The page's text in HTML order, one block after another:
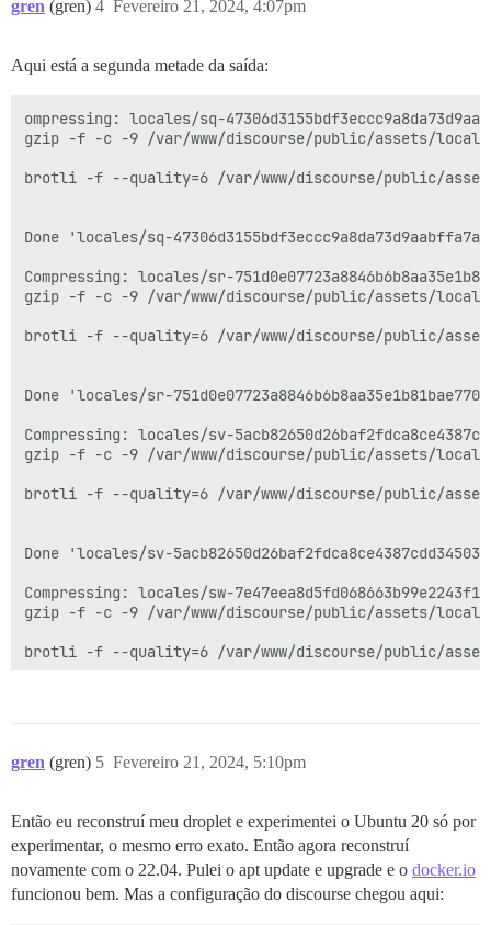
gren (gren) Fevereiro 21, 2024, 4:07pm
4
Aqui está a segunda metade da saída:
ompressing: locales/sq-47306d3155bdf3eccc9a8da73d9aabffa7ae20a2a3e6fbecc79ec93a8db89706.js
gzip -f -c -9 /var/www/discourse/public/assets/locales/sq-47306d3155bdf3eccc9a8da73d9aabffa7ae20a2a3e6fbecc79ec93a8db89706.js > /var/www/discourse/public/assets/locales/sq-47306d3155bdf3eccc9a8da73d9aabffa7ae20a2a3e6fbecc79ec93a8db89706.js.gz

brotli -f --quality=6 /var/www/discourse/public/assets/locales/sq-47306d3155bdf3eccc9a8da73d9aabffa7ae20a2a3e6fbecc79ec93a8db89706.js --output=/var/www/discourse/public/assets/locales/sq-47306d3155bdf3eccc9a8da73d9aabffa7ae20a2a3e6fbecc79ec93a8db89706.js.br


Done 'locales/sq-47306d3155bdf3eccc9a8da73d9aabffa7ae20a2a3e6fbecc79ec93a8db89706.js' : 0.11 secs

Compressing: locales/sr-751d0e07723a8846b6b8aa35e1b81bae770cd03ce3a1c7cdc5a75cb37bf6bdba.js
gzip -f -c -9 /var/www/discourse/public/assets/locales/sr-751d0e07723a8846b6b8aa35e1b81bae770cd03ce3a1c7cdc5a75cb37bf6bdba.js > /var/www/discourse/public/assets/locales/sr-751d0e07723a8846b6b8aa35e1b81bae770cd03ce3a1c7cdc5a75cb37bf6bdba.js.gz

brotli -f --quality=6 /var/www/discourse/public/assets/locales/sr-751d0e07723a8846b6b8aa35e1b81bae770cd03ce3a1c7cdc5a75cb37bf6bdba.js --output=/var/www/discourse/public/assets/locales/sr-751d0e07723a8846b6b8aa35e1b81bae770cd03ce3a1c7cdc5a75cb37bf6bdba.js.br


Done 'locales/sr-751d0e07723a8846b6b8aa35e1b81bae770cd03ce3a1c7cdc5a75cb37bf6bdba.js' : 0.1 secs

Compressing: locales/sv-5acb82650d26baf2fdca8ce4387cdd3450306a521ce22f700dab5ed4317dc899.js
gzip -f -c -9 /var/www/discourse/public/assets/locales/sv-5acb82650d26baf2fdca8ce4387cdd3450306a521ce22f700dab5ed4317dc899.js > /var/www/discourse/public/assets/locales/sv-5acb82650d26baf2fdca8ce4387cdd3450306a521ce22f700dab5ed4317dc899.js.gz

brotli -f --quality=6 /var/www/discourse/public/assets/locales/sv-5acb82650d26baf2fdca8ce4387cdd3450306a521ce22f700dab5ed4317dc899.js --output=/var/www/discourse/public/assets/locales/sv-5acb82650d26baf2fdca8ce4387cdd3450306a521ce22f700dab5ed4317dc899.js.br


Done 'locales/sv-5acb82650d26baf2fdca8ce4387cdd3450306a521ce22f700dab5ed4317dc899.js' : 0.11 secs

Compressing: locales/sw-7e47eea8d5fd068663b99e2243f172c999917f89b0473bb722766debfd66da7a.js
gzip -f -c -9 /var/www/discourse/public/assets/locales/sw-7e47eea8d5fd068663b99e2243f172c999917f89b0473bb722766debfd66da7a.js > /var/www/discourse/public/assets/locales/sw-7e47eea8d5fd068663b99e2243f172c999917f89b0473bb722766debfd66da7a.js.gz

brotli -f --quality=6 /var/www/discourse/public/assets/locales/sw-7e47eea8d5fd068663b99e2243f172c999917f89b0473bb722766debfd66da7a.js --output=/var/www/discourse/public/assets/locales/sw-7e47eea8d5fd068663b99e2243f172c999917f89b0473bb722766debfd66da7a.js.br


Done 'locales/sw-7e47eea8d5fd068663b99e2243f172c999917f89b0473bb722766debfd66da7a.js' : 0.11 secs

Compressing: locales/te-6bc80229f836a2d1da754b05e83a7b2d6ae8ccbe5b36123482f67fe96ce44cee.js
gzip -f -c -9 /var/www/discourse/public/assets/locales/te-6bc80229f836a2d1da754b05e83a7b2d6ae8ccbe5b36123482f67fe96ce44cee.js > /var/www/discourse/public/assets/locales/te-6bc80229f836a2d1da754b05e83a7b2d6ae8ccbe5b36123482f67fe96ce44cee.js.gz

brotli -f --quality=6 /var/www/discourse/public/assets/locales/te-6bc80229f836a2d1da754b05e83a7b2d6ae8ccbe5b36123482f67fe96ce44cee.js --output=/var/www/discourse/public/assets/locales/te-6bc80229f836a2d1da754b05e83a7b2d6ae8ccbe5b36123482f67fe96ce44cee.js.br


Done 'locales/te-6bc80229f836a2d1da754b05e83a7b2d6ae8ccbe5b36123482f67fe96ce44cee.js' : 0.16 secs

Compressing: locales/th-a7cfa1a469c0a902294a7a652de8da0f54e4a4e4cff6332a727b6deae4c430d6.js
gzip -f -c -9 /var/www/discourse/public/assets/locales/th-a7cfa1a469c0a902294a7a652de8da0f54e4a4e4cff6332a727b6deae4c430d6.js > /var/www/discourse/public/assets/locales/th-a7cfa1a469c0a902294a7a652de8da0f54e4a4e4cff6332a727b6deae4c430d6.js.gz

brotli -f --quality=6 /var/www/discourse/public/assets/locales/th-a7cfa1a469c0a902294a7a652de8da0f54e4a4e4cff6332a727b6deae4c430d6.js --output=/var/www/discourse/public/assets/locales/th-a7cfa1a469c0a902294a7a652de8da0f54e4a4e4cff6332a727b6deae4c430d6.js.br


Done 'locales/th-a7cfa1a469c0a902294a7a652de8da0f54e4a4e4cff6332a727b6deae4c430d6.js' : 0.13 secs

Compressing: locales/tr_TR-5650d5ab4c2f60101ee699b92aa0da3b62213b346b8cb3fd7596a0beae6a3cac.js
gzip -f -c -9 /var/www/discourse/public/assets/locales/tr_TR-5650d5ab4c2f60101ee699b92aa0da3b62213b346b8cb3fd7596a0beae6a3cac.js > /var/www/discourse/public/assets/locales/tr_TR-5650d5ab4c2f60101ee699b92aa0da3b62213b346b8cb3fd7596a0beae6a3cac.js.gz

brotli -f --quality=6 /var/www/discourse/public/assets/locales/tr_TR-5650d5ab4c2f60101ee699b92aa0da3b62213b346b8cb3fd7596a0beae6a3cac.js --output=/var/www/discourse/public/assets/locales/tr_TR-5650d5ab4c2f60101ee699b92aa0da3b62213b346b8cb3fd7596a0beae6a3cac.js.br


Done 'locales/tr_TR-5650d5ab4c2f60101ee699b92aa0da3b62213b346b8cb3fd7596a0beae6a3cac.js' : 0.09 secs

Compressing: locales/uk-fdaf4a2ee379fe296e992eed9aaf39bdb8f992cd07a3288cdcb6c852622314b0.js
gzip -f -c -9 /var/www/discourse/public/assets/locales/uk-fdaf4a2ee379fe296e992eed9aaf39bdb8f992cd07a3288cdcb6c852622314b0.js > /var/www/discourse/public/assets/locales/uk-fdaf4a2ee379fe296e992eed9aaf39bdb8f992cd07a3288cdcb6c852622314b0.js.gz

brotli -f --quality=6 /var/www/discourse/public/assets/locales/uk-fdaf4a2ee379fe296e992eed9aaf39bdb8f992cd07a3288cdcb6c852622314b0.js --output=/var/www/discourse/public/assets/locales/uk-fdaf4a2ee379fe296e992eed9aaf39bdb8f992cd07a3288cdcb6c852622314b0.js.br


Done 'locales/uk-fdaf4a2ee379fe296e992eed9aaf39bdb8f992cd07a3288cdcb6c852622314b0.js' : 0.13 secs

Compressing: locales/ur-b4693cb4da16ae3b514b0a9ba77c867b02896bca11059f8698314bddf7febe1b.js
gzip -f -c -9 /var/www/discourse/public/assets/locales/ur-
gren (gren) Fevereiro 21, 2024, 5:10pm
5
Então eu reconstruí meu droplet e experimentei o Ubuntu 20 só por
experimentar, o mesmo erro exato. Então agora reconstruí
novamente com o 22.04. Pulei o apt update e upgrade e o docker.io
funcionou bem. Mas a configuração do discourse chegou aqui: